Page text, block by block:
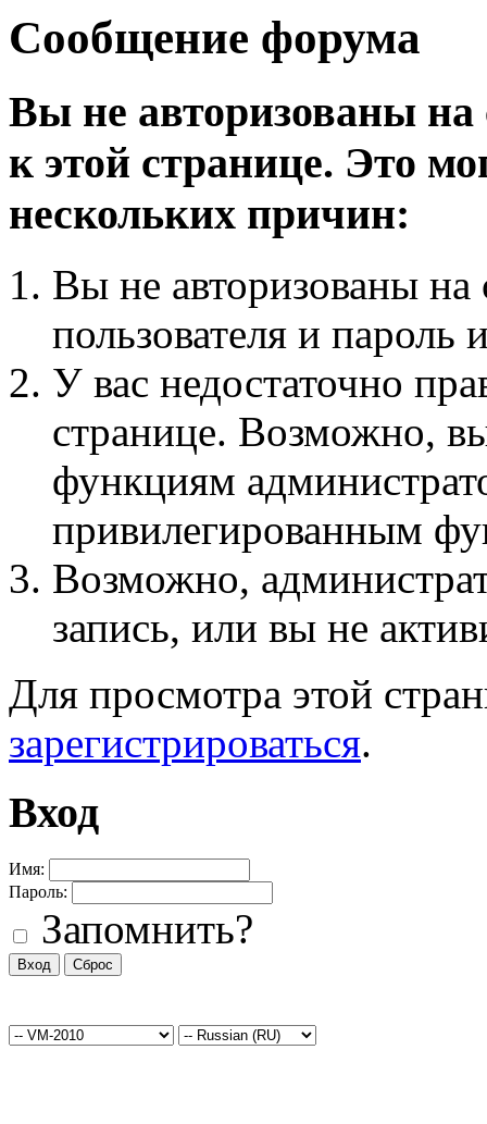
Сообщение форума
Вы не авторизованы на
к этой странице. Это
нескольких причин:
Вы не авторизованы на
пользователя и пароль
У вас недостаточно
странице. Возможно,
функциям
привилегированным
Возможно,
запись, или вы не
Для просмотра этой
зарегистрироваться.
Вход
Имя:
Пароль:
Запомнить?